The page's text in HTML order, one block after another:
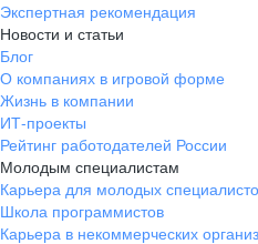
Экспертная рекомендация
Новости и статьи
Блог
О компаниях в игровой форме
Жизнь в компании
ИТ-проекты
Рейтинг работодателей России
Молодым специалистам
Карьера для молодых
Школа программистов
Карьера в некоммерческих